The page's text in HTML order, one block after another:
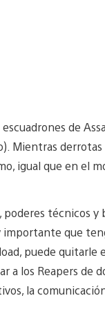
de
Mientras
igual que en el
poderes técnicos
importante que
puede quitarle
a los Reapers de
la